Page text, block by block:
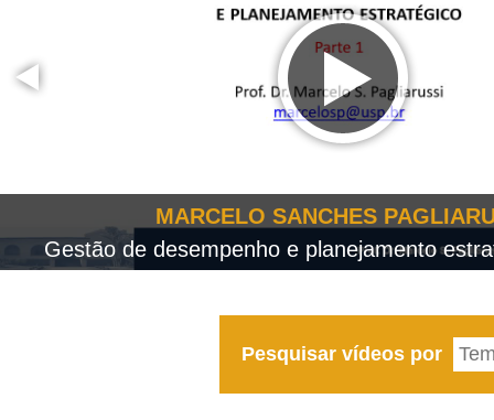
MARCELO SANCHES
Gestão de desempenho e planejamento
Pesquisar vídeos por